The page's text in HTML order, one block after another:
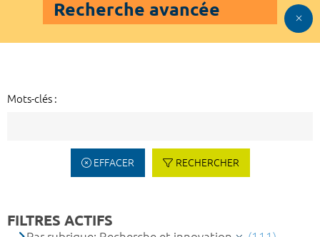
Recherche avancée
Mots-clés :
EFFACER RECHERCHER
FILTRES ACTIFS